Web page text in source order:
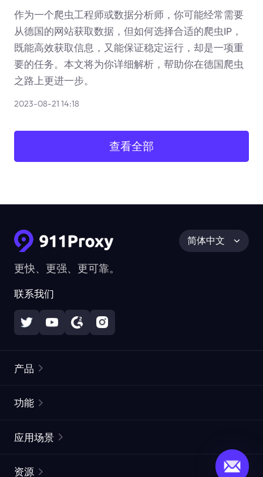
作为一个爬虫工程师或数据分析师，你可能经常需要
从德国的网站获取数据，但如何选择合适的爬虫IP，
既能高效获取信息，又能保证稳定运行，却是一项重
要的任务。本文将为你详细解析，帮助你在德国爬虫
之路上更进一步。
2023-08-21 14:18
查看全部
更快、更强、更可靠。
联系我们
简体中文
产品
静态住宅代理
功能
ISP代理
应用场景
资源